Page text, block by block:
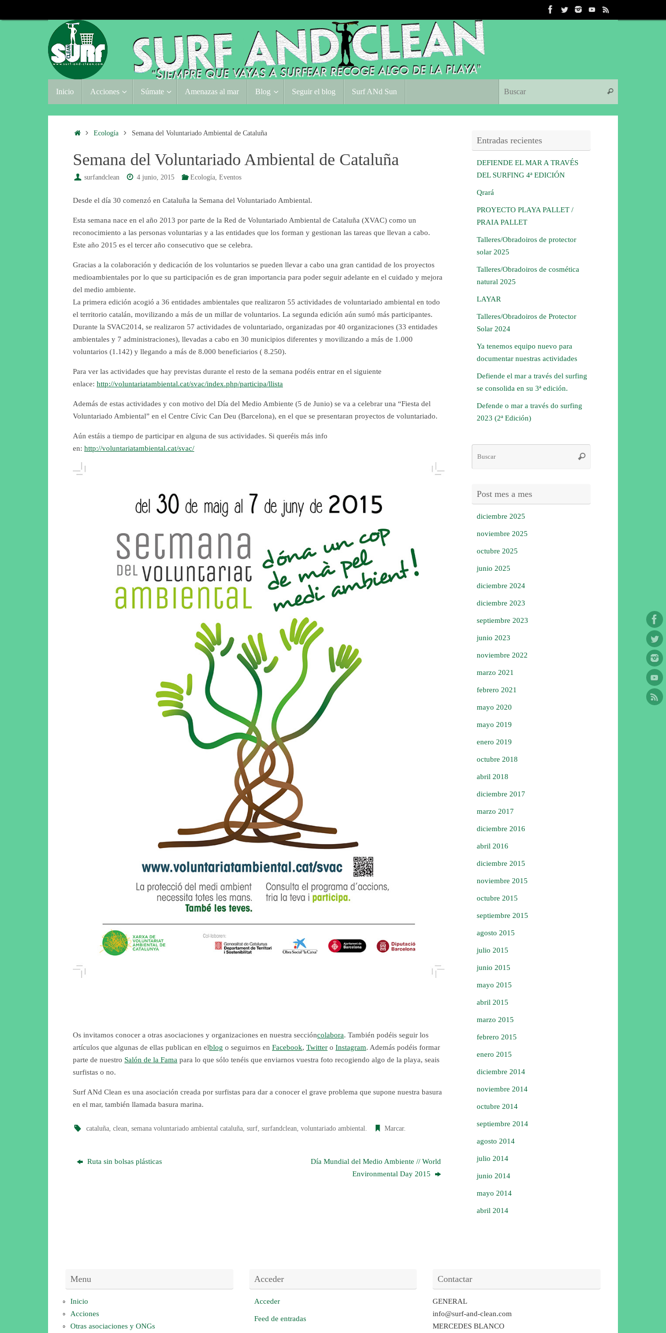
al
contenido
Inicio Acciones Súmate Amenazas al mar Blog Seguir el blog Surf ANd Sun Buscar
InicioEcología Semana del Voluntariado Ambiental de Cataluña
Semana del Voluntariado Ambiental de Cataluña
surfandclean 4 junio, 2015 Ecología, Eventos
Desde el día 30 comenzó en Cataluña la Semana del Voluntariado Ambiental.
Esta semana nace en el año 2013 por parte de la Red de Voluntariado Ambiental de Cataluña (XVAC) como un
reconocimiento a las personas voluntarias y a las entidades que los forman y gestionan las tareas que llevan a cabo.
Este año 2015 es el tercer año consecutivo que se celebra.
Gracias a la colaboración y dedicación de los voluntarios se pueden llevar a cabo una gran cantidad de los proyectos
medioambientales por lo que su participación es de gran importancia para poder seguir adelante en el cuidado y mejora
del medio ambiente.
La primera edición acogió a 36 entidades ambientales que realizaron 55 actividades de voluntariado ambiental en todo
el territorio catalán, movilizando a más de un millar de voluntarios. La segunda edición aún sumó más participantes.
Durante la SVAC2014, se realizaron 57 actividades de voluntariado, organizadas por 40 organizaciones (33 entidades
ambientales y 7 administraciones), llevadas a cabo en 30 municipios diferentes y movilizando a más de 1.000
voluntarios (1.142) y llegando a más de 8.000 beneficiarios ( 8.250).
Para ver las actividades que hay previstas durante el resto de la semana podéis entrar en el siguiente
enlace: http://voluntariatambiental.cat/svac/index.php/participa/llista
Además de estas actividades y con motivo del Día del Medio Ambiente (5 de Junio) se va a celebrar una “Fiesta del
Voluntariado Ambiental” en el Centre Cívic Can Deu (Barcelona), en el que se presentaran proyectos de voluntariado.
Aún estáis a tiempo de participar en alguna de sus actividades. Si queréis más info
en: http://voluntariatambiental.cat/svac/
Os invitamos conocer a otras asociaciones y organizaciones en nuestra seccióncolabora. También podéis seguir los
artículos que algunas de ellas publican en elblog o seguirnos en Facebook, Twitter o Instagram. Además podéis formar
parte de nuestro Salón de la Fama para lo que sólo tenéis que enviarnos vuestra foto recogiendo algo de la playa, seais
surfistas o no.
Surf ANd Clean es una asociación creada por surfistas para dar a conocer el grave problema que supone nuestra basura
en el mar, también llamada basura marina.
cataluña,clean,semana voluntariado ambiental cataluña,surf,surfandclean,voluntariado ambiental. Marcar.
Ruta sin bolsas plásticas
Día Mundial del Medio Ambiente // World
Environmental Day 2015
Entradas recientes
DEFIENDE EL MAR A TRAVÉS
DEL SURFING 4ª EDICIÓN
Qrará
PROYECTO PLAYA PALLET /
PRAIA PALLET
Talleres/Obradoiros de protector
solar 2025
Talleres/Obradoiros de cosmética
natural 2025
LAYAR
Talleres/Obradoiros de Protector
Solar 2024
Ya tenemos equipo nuevo para
documentar nuestras actividades
Defiende el mar a través del surfing
se consolida en su 3ª edición.
Defende o mar a través do surfing
2023 (2ª Edición)
Buscar
Post mes a mes
diciembre 2025
noviembre 2025
octubre 2025
junio 2025
diciembre 2024
diciembre 2023
septiembre 2023
junio 2023
noviembre 2022
marzo 2021
febrero 2021
mayo 2020
mayo 2019
enero 2019
octubre 2018
abril 2018
diciembre 2017
marzo 2017
diciembre 2016
abril 2016
diciembre 2015
noviembre 2015
octubre 2015
septiembre 2015
agosto 2015
julio 2015
junio 2015
mayo 2015
abril 2015
marzo 2015
febrero 2015
enero 2015
diciembre 2014
noviembre 2014
octubre 2014
septiembre 2014
agosto 2014
julio 2014
junio 2014
mayo 2014
abril 2014
Menu
Inicio
Acciones
Otras asociaciones y ONGs
Acceder
Acceder
Feed de entradas
Contactar
GENERAL
info@surf-and-clean.com
MERCEDES BLANCO